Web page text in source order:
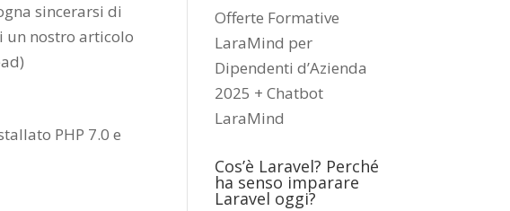
sincerarsi di
un nostro articolo
PHP 7.0 e
Offerte Formative
LaraMind per
Dipendenti d’Azienda
2025 + Chatbot
LaraMind
Cos’è Laravel? Perché
ha senso imparare
Laravel oggi?